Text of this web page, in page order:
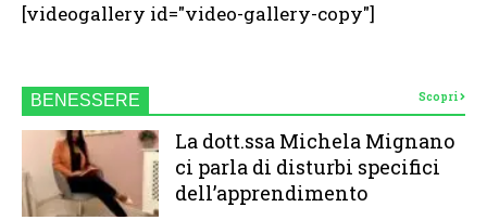
[videogallery id="video-gallery-copy"]
BENESSERE Scopri
La dott.ssa Michela Mignano
ci parla di disturbi specifici
dell’apprendimento